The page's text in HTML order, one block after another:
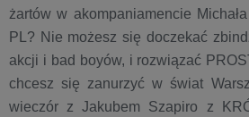
żartów w akompaniamencie
PL? Nie możesz się doczekać
akcji i bad boyów, i rozwiązać
chcesz się zanurzyć w świat
wieczór z Jakubem Szapiro z